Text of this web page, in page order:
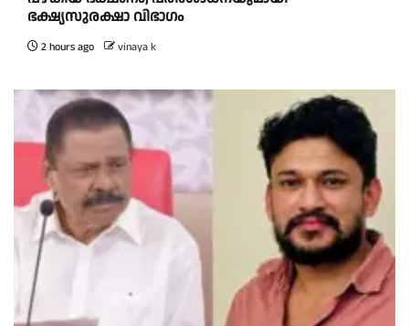
ഭക്ഷ്യസുരക്ഷാ വിഭാഗം
2 hours ago vinaya k